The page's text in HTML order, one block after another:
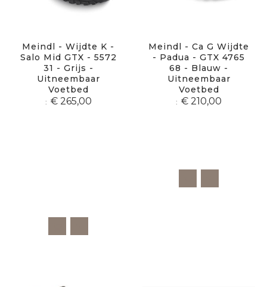
Meindl - Wijdte K -
Salo Mid GTX - 5572
31 - Grijs -
Uitneembaar
Voetbed
€ 265,00
Meindl - Ca G Wijdte
- Padua - GTX 4765
68 - Blauw -
Uitneembaar
Voetbed
€ 210,00